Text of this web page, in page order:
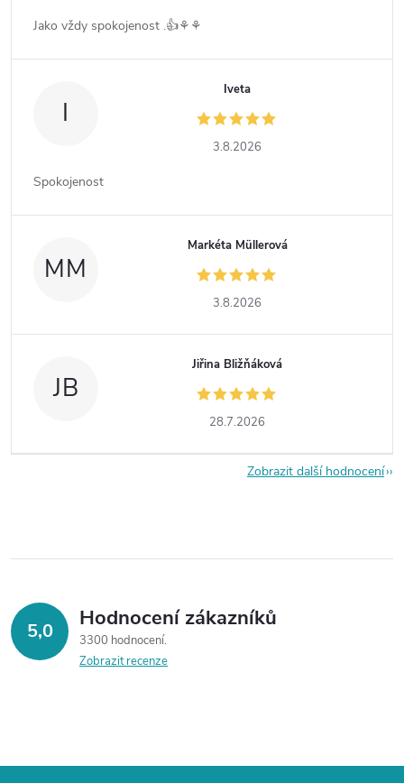
Jako vždy spokojenost .👍⚘️⚘️
I
Iveta
3.8.2026
Spokojenost
MM
Markéta Müllerová
3.8.2026
JB
Jiřina Bližňáková
28.7.2026
Zobrazit další hodnocení
5,0 Hodnocení zákazníků
3300 hodnocení
Zobrazit recenze